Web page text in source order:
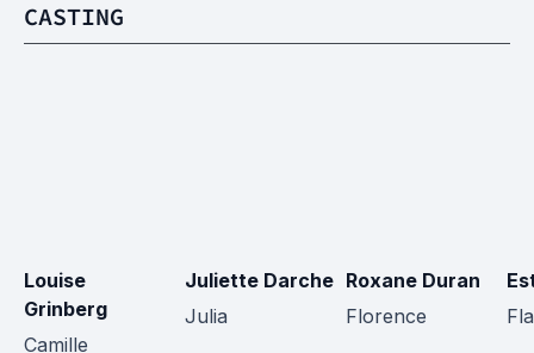
CASTING
Louise
Grinberg
Camille
Juliette Darche
Julia
Roxane Duran
Florence